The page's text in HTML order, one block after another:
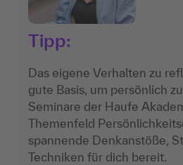
Tipp:
Das eigene Verhalten zu
gute Basis, um persönlich
Seminare der Haufe
Themenfeld
spannende Denkanstöße,
Techniken für dich bereit.